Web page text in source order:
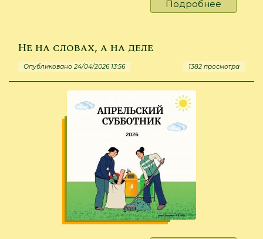
Подробнее
Не на словах, а на деле
Опубликовано 24/04/2026 13:56 1382 просмотра